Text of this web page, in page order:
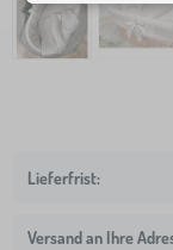
Versand an Ihre